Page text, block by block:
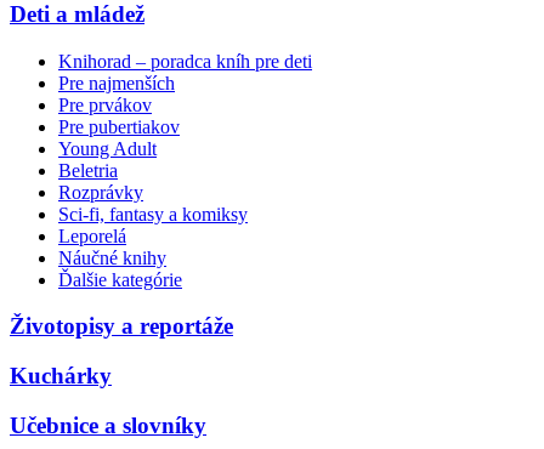
Deti a mládež
Knihorad – poradca kníh pre deti
Pre najmenších
Pre prvákov
Pre pubertiakov
Young Adult
Beletria
Rozprávky
Sci-fi, fantasy a komiksy
Leporelá
Náučné knihy
Ďalšie kategórie
Životopisy a reportáže
Kuchárky
Učebnice a slovníky